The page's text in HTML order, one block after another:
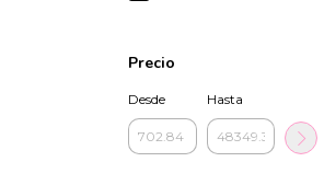
Precio
Desde Hasta